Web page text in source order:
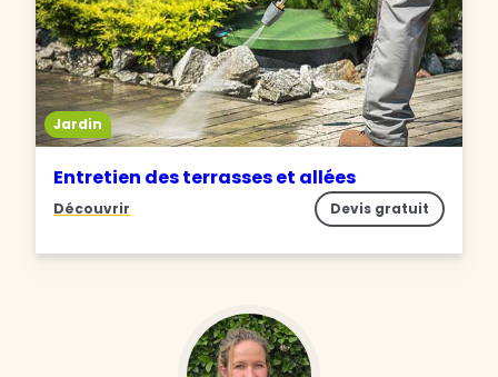
Jardin
Entretien des terrasses et allées
Découvrir Devis gratuit